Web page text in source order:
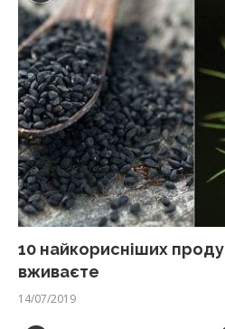
10 найкорисніших
вживаєте
14/07/2019